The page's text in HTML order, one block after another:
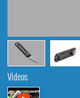
Videos